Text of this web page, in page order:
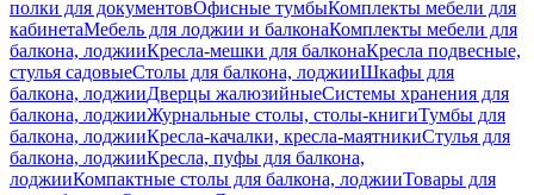
полки для документовОфисные тумбыКомплекты мебели для
кабинетаМебель для лоджии и балконаКомплекты мебели для
балкона, лоджииКресла-мешки для балконаКресла подвесные,
стулья садовыеСтолы для балкона, лоджииШкафы для
балкона, лоджииДверцы жалюзийныеСистемы хранения для
балкона, лоджииЖурнальные столы, столы-книгиТумбы для
балкона, лоджииКресла-качалки, кресла-маятникиСтулья для
балкона, лоджииКресла, пуфы для балкона,
лоджииКомпактные столы для балкона, лоджииТовары для